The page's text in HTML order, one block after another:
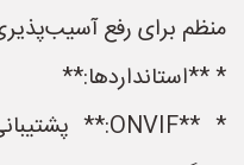
منظم برای رفع
* **استانداردها:**